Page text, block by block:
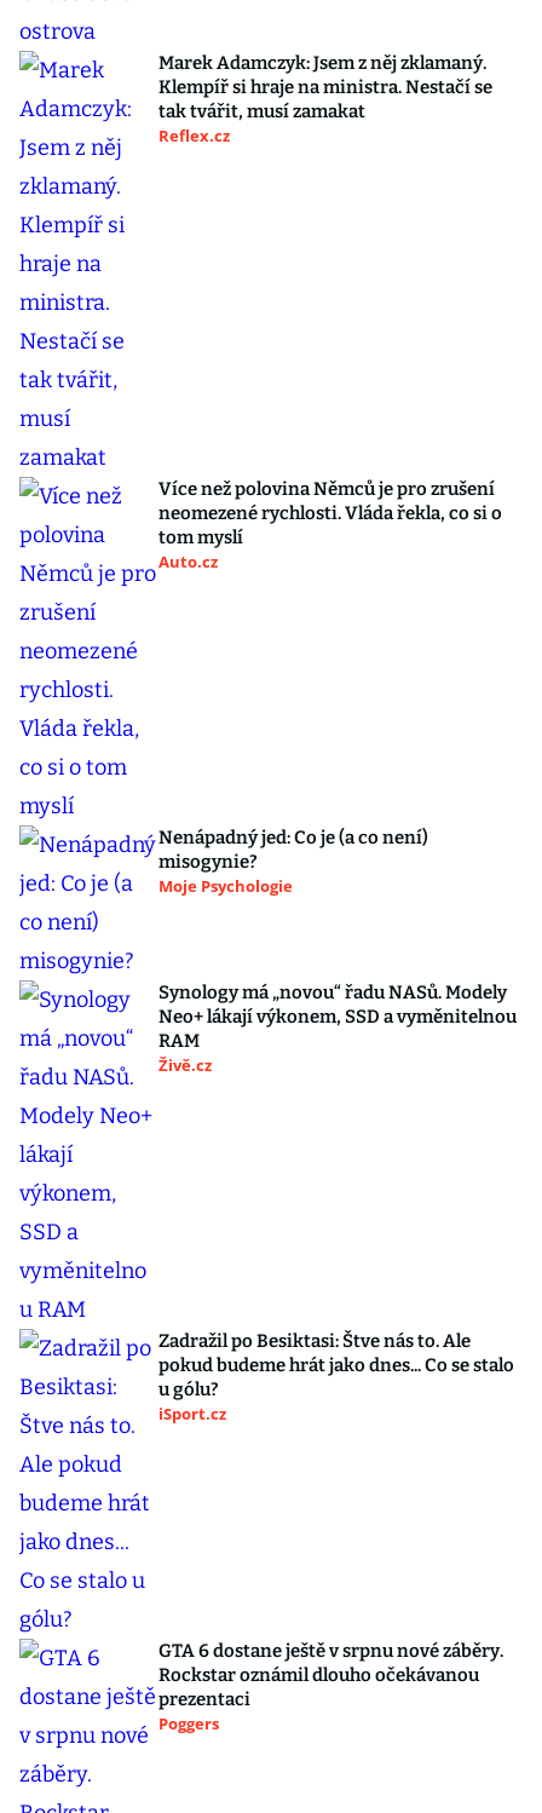
Marek Adamczyk: Jsem z něj zklamaný.
Klempíř si hraje na ministra. Nestačí se
tak tvářit, musí zamakat
Reflex.cz
Více než polovina Němců je pro zrušení
neomezené rychlosti. Vláda řekla, co si o
tom myslí
Auto.cz
Nenápadný jed: Co je (a co není)
misogynie?
Moje Psychologie
Synology má „novou“ řadu NASů. Modely
Neo+ lákají výkonem, SSD a vyměnitelnou
RAM
Živě.cz
Zadražil po Besiktasi: Štve nás to. Ale
pokud budeme hrát jako dnes... Co se stalo
u gólu?
iSport.cz
GTA 6 dostane ještě v srpnu nové záběry.
Rockstar oznámil dlouho očekávanou
prezentaci
Poggers